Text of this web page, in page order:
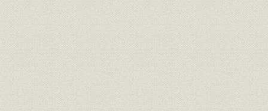
第十一章 駝鳥のボーア
第十二章 叢書きそい起る
第十三章 ケンプェルとシーボルト
第十四章 創立四十年